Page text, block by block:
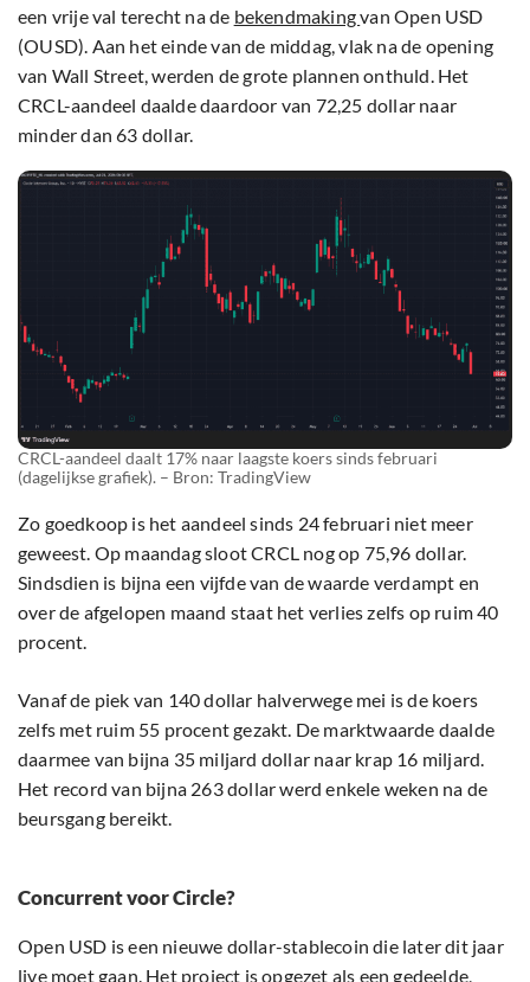
een vrije val terecht na de bekendmakingvan Open USD
(OUSD). Aan het einde van de middag, vlak na de opening
van Wall Street, werden de grote plannen onthuld. Het
CRCL-aandeel daalde daardoor van 72,25 dollar naar
minder dan 63 dollar.
CRCL-aandeel daalt 17% naar laagste koers sinds februari
(dagelijkse grafiek). – Bron: TradingView
Zo goedkoop is het aandeel sinds 24 februari niet meer
geweest. Op maandag sloot CRCL nog op 75,96 dollar.
Sindsdien is bijna een vijfde van de waarde verdampt en
over de afgelopen maand staat het verlies zelfs op ruim 40
procent.
Vanaf de piek van 140 dollar halverwege mei is de koers
zelfs met ruim 55 procent gezakt. De marktwaarde daalde
daarmee van bijna 35 miljard dollar naar krap 16 miljard.
Het record van bijna 263 dollar werd enkele weken na de
beursgang bereikt.
Concurrent voor Circle?
Open USD is een nieuwe dollar-stablecoin die later dit jaar
live moet gaan. Het project is opgezet als een gedeelde,